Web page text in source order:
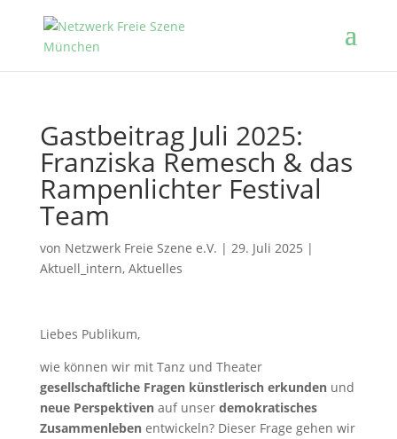
Gastbeitrag Juli 2025:
Franziska Remesch & das
Rampenlichter Festival
Team
von Netzwerk Freie Szene e.V. | 29. Juli 2025 |
Aktuell_intern, Aktuelles
Liebes Publikum,
wie können wir mit Tanz und Theater
gesellschaftliche Fragen künstlerisch erkundenund
neue Perspektivenauf unser demokratisches
Zusammenlebenentwickeln? Dieser Frage gehen wir